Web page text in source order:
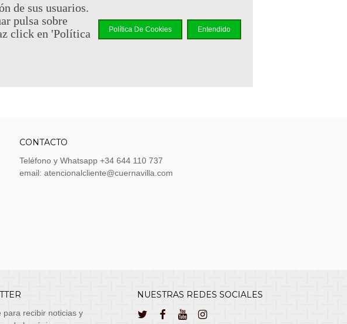
4puntos de fidelidad
puede convertir en un cupón
CONTACTO
Teléfono y Whatsapp +34 644 110 737
email: atencionalcliente@cuernavilla.com
para recibir noticias y
NUESTRAS REDES SOCIALES
de sus usuarios.
pulsa sobre
click en 'Política
Política De Cookies Entendido